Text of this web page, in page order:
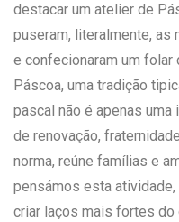
destacar um atelier de
puseram, literalmente, as
e confecionaram um folar
Páscoa, uma tradição
pascal não é apenas uma
de renovação,
norma, reúne famílias e
pensámos esta
criar laços mais fortes do